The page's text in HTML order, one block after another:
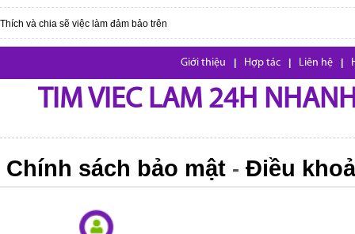
Thích và chia sẽ việc làm đảm bảo trên
Giới thiệu Hợp tác Liên hệ
TIM VIEC LAM 24H
Chính sách bảo mật - Điều